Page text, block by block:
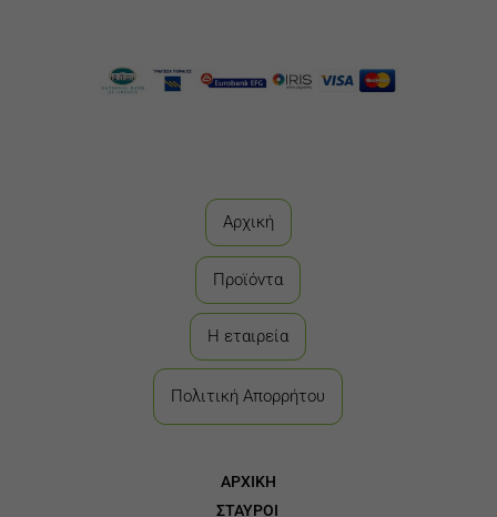
Αρχική
Προϊόντα
Η εταιρεία
Πολιτική Απορρήτου
ΑΡΧΙΚΗ
ΣΤΑΥΡΟΙ